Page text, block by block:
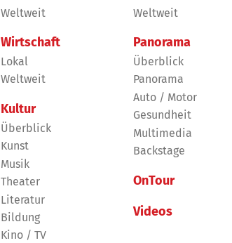
Weltweit
Wirtschaft
Lokal
Weltweit
Kultur
Überblick
Kunst
Musik
Theater
Literatur
Bildung
Kino / TV
Weltweit
Panorama
Überblick
Panorama
Auto / Motor
Gesundheit
Multimedia
Backstage
OnTour
Videos